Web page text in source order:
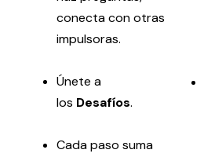
conecta con otras
impulsoras.
Únete a
los Desafíos.
Cada paso suma